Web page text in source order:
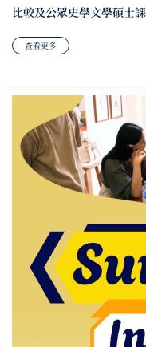
比較及公眾史學文學碩士
查看更多